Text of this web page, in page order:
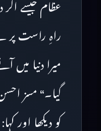
عظام جیسے اگر
راہِ راست پر
میرا دنیا میں
گیا۔‘‘ مسز
کو دیکھا اور کہا: